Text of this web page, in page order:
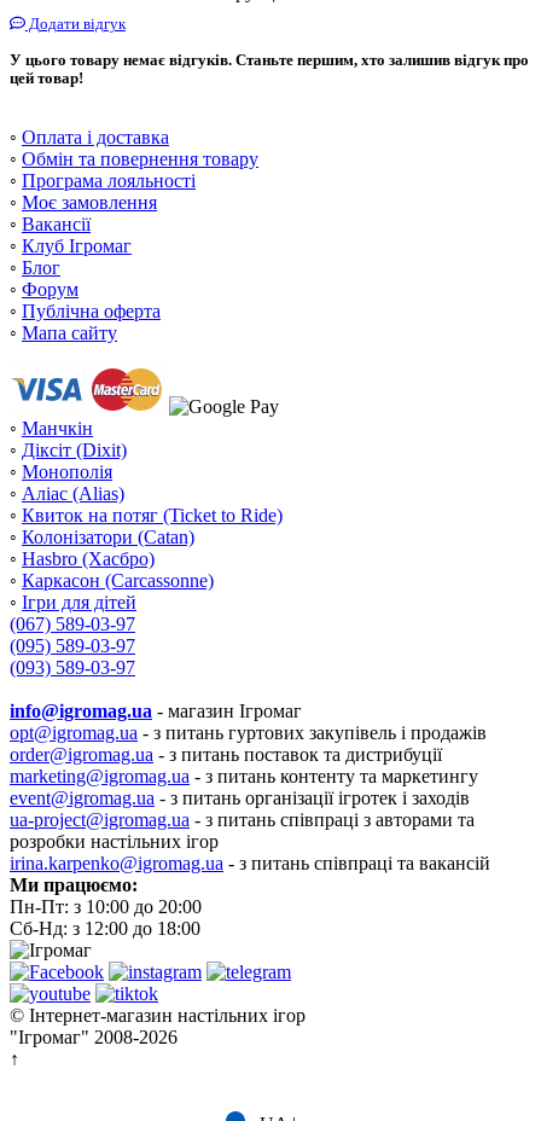
Додати відгук
У цього товару немає відгуків. Станьте першим, хто залишив відгук про
цей товар!
◦ Оплата і доставка
◦ Обмін та повернення товару
◦ Програма лояльності
◦ Моє замовлення
◦ Вакансії
◦ Клуб Ігромаг
◦ Блог
◦ Форум
◦ Публічна оферта
◦ Мапа сайту
◦ Манчкін
◦ Діксіт (Dixit)
◦ Монополія
◦ Аліас (Alias)
◦ Квиток на потяг (Ticket to Ride)
◦ Колонізатори (Catan)
◦ Hasbro (Хасбро)
◦ Каркасон (Carcassonne)
◦ Ігри для дітей
(067) 589-03-97
(095) 589-03-97
(093) 589-03-97
info@igromag.ua - магазин Ігромаг
opt@igromag.ua - з питань гуртових закупівель і продажів
order@igromag.ua - з питань поставок та дистрибуції
marketing@igromag.ua - з питань контенту та маркетингу
event@igromag.ua - з питань організації ігротек і заходів
ua-project@igromag.ua - з питань співпраці з авторами та
розробки настільних ігор
irina.karpenko@igromag.ua - з питань співпраці та вакансій
Ми працюємо:
Пн-Пт: з 10:00 до 20:00
Сб-Нд: з 12:00 до 18:00
© Інтернет-магазин настільних ігор
"Ігромаг" 2008-2026
↑